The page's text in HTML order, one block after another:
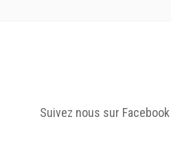
Suivez nous sur Facebook